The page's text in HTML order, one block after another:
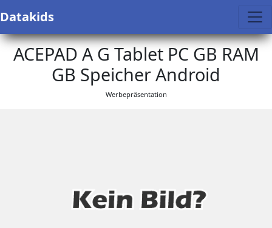
Datakids
ACEPAD A G Tablet PC GB RAM
GB Speicher Android
Werbepräsentation